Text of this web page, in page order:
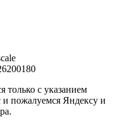
только с указанием
пожалуемся Яндексу и